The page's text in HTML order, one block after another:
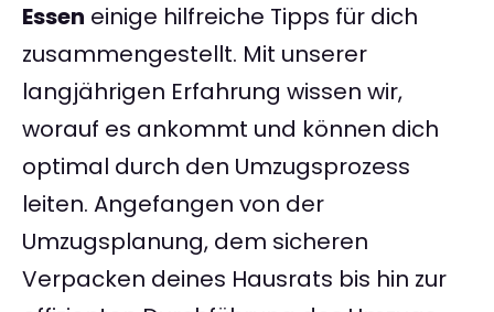
Essen einige hilfreiche Tipps für dich
zusammengestellt. Mit unserer
langjährigen Erfahrung wissen wir,
worauf es ankommt und können dich
optimal durch den Umzugsprozess
leiten. Angefangen von der
Umzugsplanung, dem sicheren
Verpacken deines Hausrats bis hin zur